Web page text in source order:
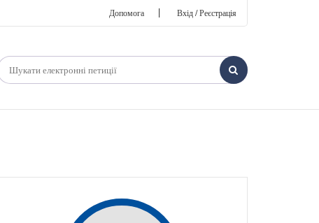
Допомога | Вхід / Реєстрація